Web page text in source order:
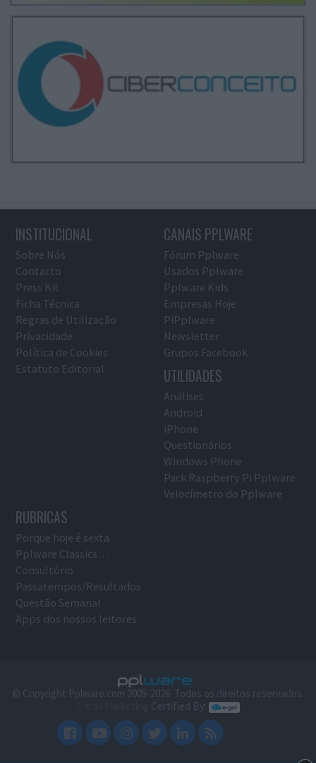
INSTITUCIONAL
Sobre Nós
Contacto
Press Kit
Ficha Técnica
Regras de Utilização
Privacidade
Política de Cookies
Estatuto Editorial
CANAIS PPLWARE
Fórum Pplware
Usados Pplware
Pplware Kids
Empresas Hoje
PiPplware
Newsletter
Grupos Facebook
UTILIDADES
Análises
Android
iPhone
Questionários
Windows Phone
Pack Raspberry Pi Pplware
Velocímetro do Pplware
RUBRICAS
Porque hoje é sexta
Pplware Classics…
Consultório
Passatempos/Resultados
Questão Semanal
Apps dos nossos leitores
© Copyright Pplware.com 2005-2026. Todos os direitos reservados.
Certified By: